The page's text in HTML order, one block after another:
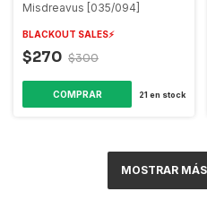
Misdreavus [035/094]
BLACKOUT SALES⚡️
$270 $300
COMPRAR 21 en stock
MOSTRAR